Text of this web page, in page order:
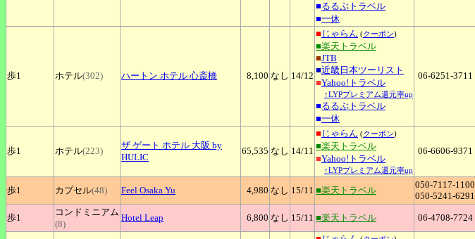
■るるぶトラベル
■一休
歩1 ホテル(302) ハートン ホテル 心斎橋 8,100 なし 14/12
■ じゃらん (クーポン)
■楽天トラベル
■JTB
■近畿日本ツーリスト
■Yahoo!トラベル
↑LYPプレミアム還元率up
■るるぶトラベル
■一休
06-6251-3711
歩1 ホテル(223)
ザ ゲート ホテル 大阪 by
HULIC
65,535 なし 14/11
■ じゃらん (クーポン)
■楽天トラベル
■Yahoo!トラベル
↑LYPプレミアム還元率up
06-6606-9371
歩1 カプセル(48) Feel Osaka Yu 4,980 なし 15/11 ■楽天トラベル
050-7117-1100
050-5241-6291
歩1
コンドミニアム
(8)
Hotel Leap 6,800 なし 15/11 ■楽天トラベル 06-4708-7724